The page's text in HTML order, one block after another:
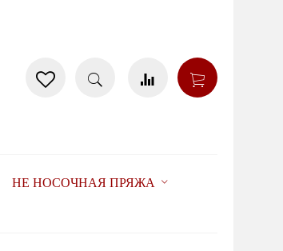
НЕ НОСОЧНАЯ ПРЯЖА